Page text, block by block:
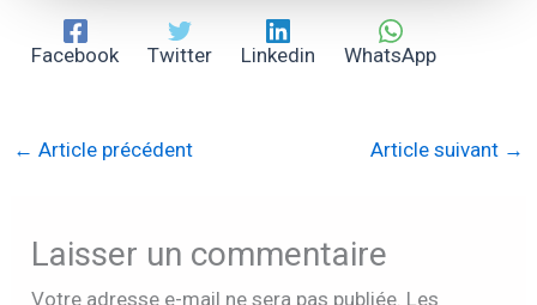
Facebook Twitter Linkedin WhatsApp
← Article précédent Article suivant →
Laisser un commentaire
Votre adresse e-mail ne sera pas publiée. Les